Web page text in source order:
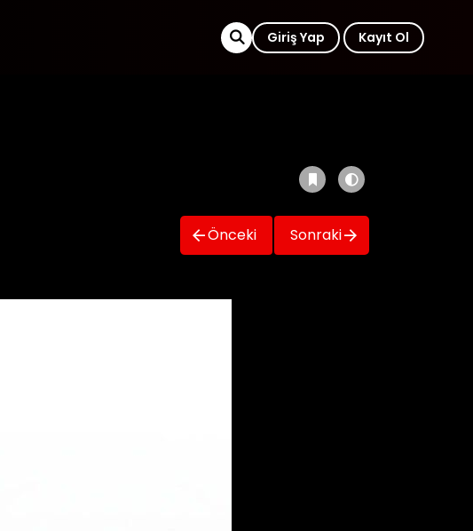
Giriş Yap Kayıt Ol
Önceki Sonraki